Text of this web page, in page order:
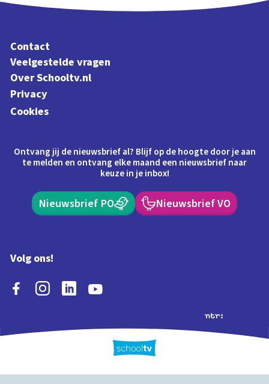
Contact
Veelgestelde vragen
Over Schooltv.nl
Privacy
Cookies
Ontvang jij de nieuwsbrief al? Blijf op de hoogte door je aan
te melden en ontvang elke maand een nieuwsbrief naar
keuze in je inbox!
Nieuwsbrief PO Nieuwsbrief VO
Volg ons!